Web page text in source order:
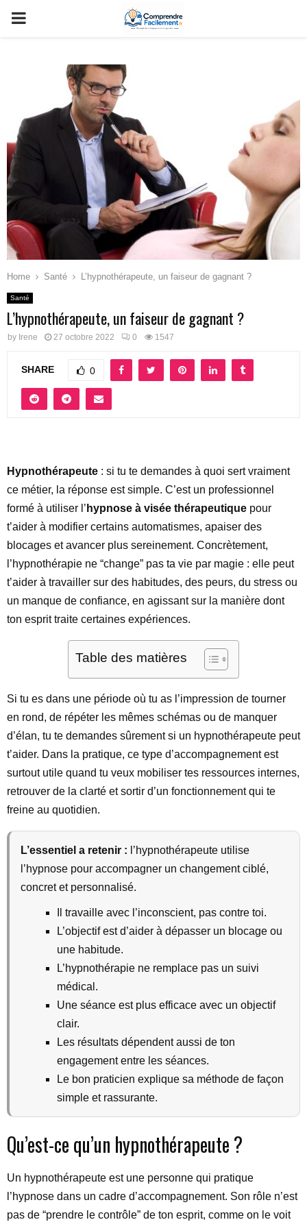
PRIMARY
Home Santé L’hypnothérapeute, un faiseur de gagnant ?
Santé
L’hypnothérapeute, un faiseur de gagnant ?
by Irene 27 octobre 2022 0 1547
SHARE 0
Hypnothérapeute : si tu te demandes à quoi sert vraiment
ce métier, la réponse est simple. C’est un professionnel
formé à utiliser l’ hypnose à visée thérapeutique pour
t’aider à modifier certains automatismes, apaiser des
blocages et avancer plus sereinement. Concrètement,
l’hypnothérapie ne “change” pas ta vie par magie : elle peut
t’aider à travailler sur des habitudes, des peurs, du stress ou
un manque de confiance, en agissant sur la manière dont
ton esprit traite certaines expériences.
Table des matières
Si tu es dans une période où tu as l’impression de tourner
en rond, de répéter les mêmes schémas ou de manquer
d’élan, tu te demandes sûrement si un hypnothérapeute peut
t’aider. Dans la pratique, ce type d’accompagnement est
surtout utile quand tu veux mobiliser tes ressources internes,
retrouver de la clarté et sortir d’un fonctionnement qui te
freine au quotidien.
L’essentiel a retenir : l’hypnothérapeute utilise
l’hypnose pour accompagner un changement ciblé,
concret et personnalisé.
Il travaille avec l’inconscient, pas contre toi.
L’objectif est d’aider à dépasser un blocage ou
une habitude.
L’hypnothérapie ne remplace pas un suivi
médical.
Une séance est plus efficace avec un objectif
clair.
Les résultats dépendent aussi de ton
engagement entre les séances.
Le bon praticien explique sa méthode de façon
simple et rassurante.
Qu’est-ce qu’un hypnothérapeute ?
Un hypnothérapeute est une personne qui pratique
l’hypnose dans un cadre d’accompagnement. Son rôle n’est
pas de “prendre le contrôle” de ton esprit, comme on le voit